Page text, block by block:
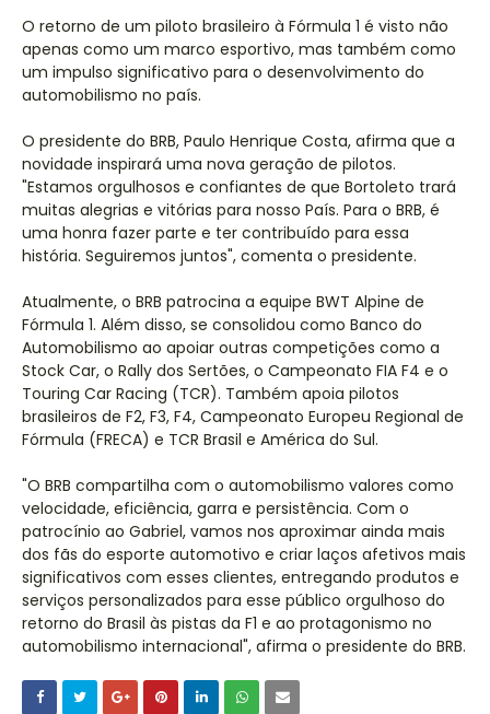
O retorno de um piloto brasileiro à Fórmula 1 é visto não
apenas como um marco esportivo, mas também como
um impulso significativo para o desenvolvimento do
automobilismo no país.
O presidente do BRB, Paulo Henrique Costa, afirma que a
novidade inspirará uma nova geração de pilotos.
"Estamos orgulhosos e confiantes de que Bortoleto trará
muitas alegrias e vitórias para nosso País. Para o BRB, é
uma honra fazer parte e ter contribuído para essa
história. Seguiremos juntos", comenta o presidente.
Atualmente, o BRB patrocina a equipe BWT Alpine de
Fórmula 1. Além disso, se consolidou como Banco do
Automobilismo ao apoiar outras competições como a
Stock Car, o Rally dos Sertões, o Campeonato FIA F4 e o
Touring Car Racing (TCR). Também apoia pilotos
brasileiros de F2, F3, F4, Campeonato Europeu Regional de
Fórmula (FRECA) e TCR Brasil e América do Sul.
"O BRB compartilha com o automobilismo valores como
velocidade, eficiência, garra e persistência. Com o
patrocínio ao Gabriel, vamos nos aproximar ainda mais
dos fãs do esporte automotivo e criar laços afetivos mais
significativos com esses clientes, entregando produtos e
serviços personalizados para esse público orgulhoso do
retorno do Brasil às pistas da F1 e ao protagonismo no
automobilismo internacional", afirma o presidente do BRB.